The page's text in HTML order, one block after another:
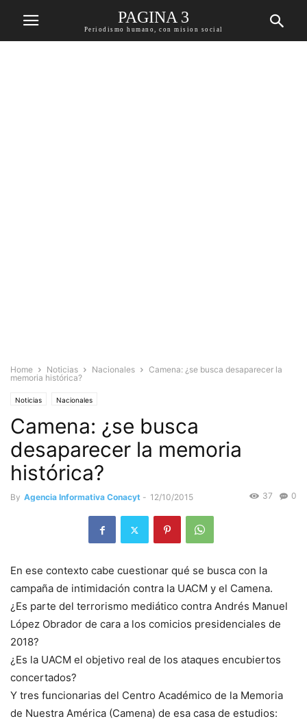
PAGINA 3
Periodismo humano, con mision social
Home Noticias Nacionales
Camena: ¿se busca desaparecer la
memoria histórica?
Noticias Nacionales
Camena: ¿se busca
desaparecer la memoria
histórica?
By Agencia Informativa Conacyt - 12/10/2015 0
37
En ese contexto cabe cuestionar qué se busca con la
campaña de intimidación contra la UACM y el Camena.
¿Es parte del terrorismo mediático contra Andrés Manuel
López Obrador de cara a los comicios presidenciales de
2018?
¿Es la UACM el objetivo real de los ataques encubiertos
concertados?
Y tres funcionarias del Centro Académico de la Memoria
de Nuestra América (Camena) de esa casa de estudios: